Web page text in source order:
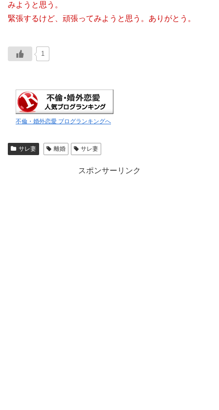
みようと思う。
緊張するけど、頑張ってみようと思う。ありがとう。
1
不倫・婚外恋愛 ブログランキングへ
サレ妻 離婚 サレ妻
スポンサーリンク